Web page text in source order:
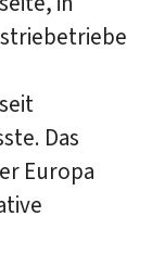
Das
Europa